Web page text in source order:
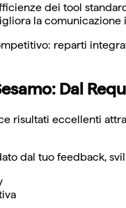
dei tool
la
reparti
Dal
risultati eccellenti
dal tuo feedback,